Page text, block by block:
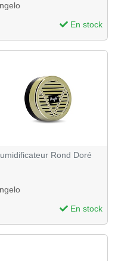
En stock
Rond Doré
En stock